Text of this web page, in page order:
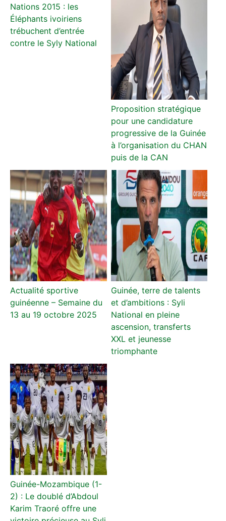
Nations 2015 : les
Éléphants ivoiriens
trébuchent d’entrée
contre le Syly National
Proposition stratégique
pour une candidature
progressive de la Guinée
à l’organisation du CHAN
puis de la CAN
Actualité sportive
guinéenne – Semaine du
13 au 19 octobre 2025
Guinée, terre de talents
et d’ambitions : Syli
National en pleine
ascension, transferts
XXL et jeunesse
triomphante
Guinée-Mozambique (1-
2) : Le doublé d’Abdoul
Karim Traoré offre une